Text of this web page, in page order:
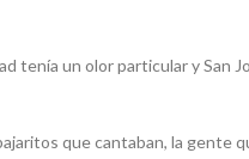
un olor particular y San
que cantaban, la